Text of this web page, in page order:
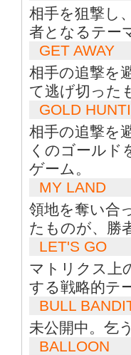
相手を狙撃し
者となるテー
GET AWAY
相手の追撃を
て逃げ切った
GOLD
相手の追撃を
くのゴールド
ゲーム。
MY LAND
領地を奪い合
たものが、勝
LET'S GO
マトリクス上
する戦略的テ
BULL
未公開中。乞
BALLOON